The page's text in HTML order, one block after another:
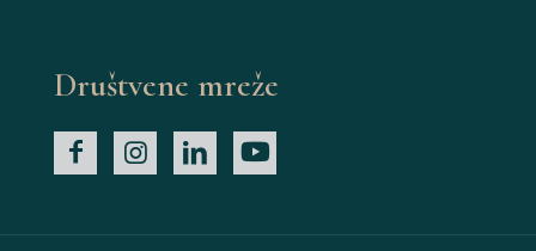
Društvene mreže